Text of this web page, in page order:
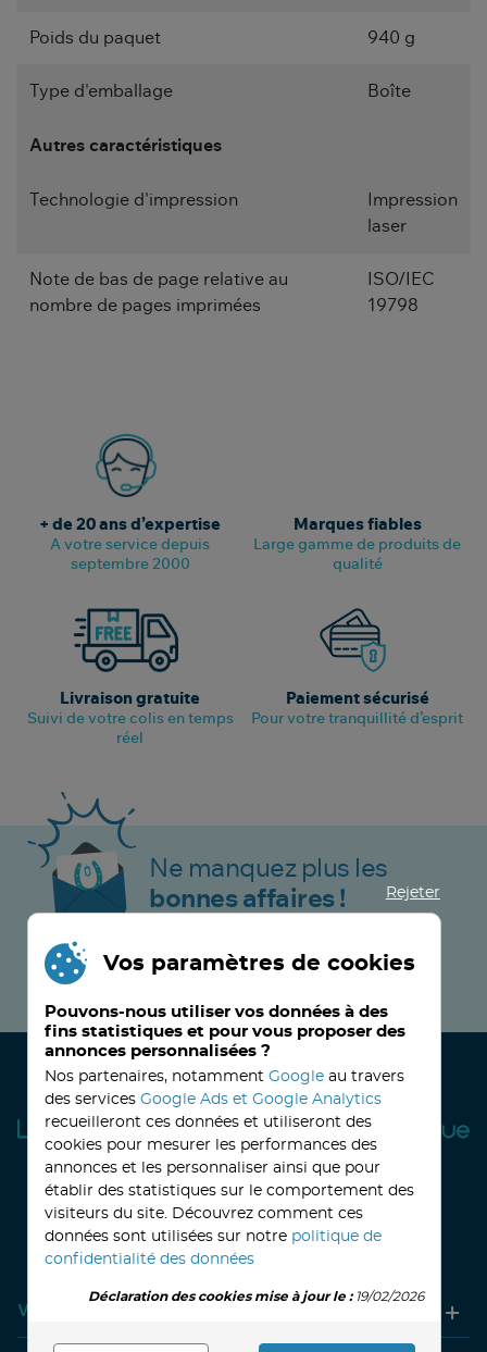
Poids du paquet 940 g
Type d'emballage Boîte
Autres caractéristiques
Technologie d'impression
Impression
laser
Note de bas de page relative au
nombre de pages imprimées
ISO/IEC
19798
+ de 20 ans d’expertise
A votre service depuis
septembre 2000
Marques fiables
Large gamme de produits de
qualité
Livraison gratuite
Suivi de votre colis en temps
réel
Paiement sécurisé
Pour votre tranquillité d’esprit
Ne manquez plus les
bonnes affaires !
JE M’INSCRIS MAINTENANT !
32, avenue Haussmann33390 BLAYE
Lundi14h-18hMardi à vendredi8h30-12h00 - 14h-18h
Le Samedi9h30 - 12h30
Votre compte
Rejeter
Vos paramètres de cookies
Pouvons-nous utiliser vos données à des
fins statistiques et pour vous proposer des
annonces personnalisées ?
Nos partenaires, notamment Google au travers
des services Google Ads et Google Analytics
recueilleront ces données et utiliseront des
cookies pour mesurer les performances des
annonces et les personnaliser ainsi que pour
établir des statistiques sur le comportement des
visiteurs du site. Découvrez comment ces
données sont utilisées sur notre politique de
confidentialité des données
Déclaration des cookies mise à jour le :19/02/2026